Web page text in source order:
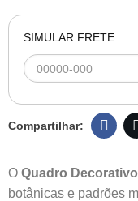
SIMULAR FRETE:
O Quadro
botânicas e padrões